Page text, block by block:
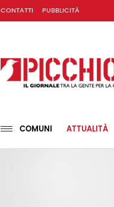
CONTATTI PUBBLICITÀ
COMUNI ATTUALITÀ